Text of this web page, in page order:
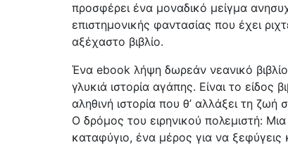
προσφέρει ένα μοναδικό μείγμα
επιστημονικής φαντασίας που έχει
αξέχαστο βιβλίο.
Ένα ebook λήψη δωρεάν νεανικό
γλυκιά ιστορία αγάπης. Είναι το είδος
αληθινή ιστορία που θ’ αλλάξει τη
Ο δρόμος του ειρηνικού πολεμιστή:
καταφύγιο, ένα μέρος για να ξεφύγεις